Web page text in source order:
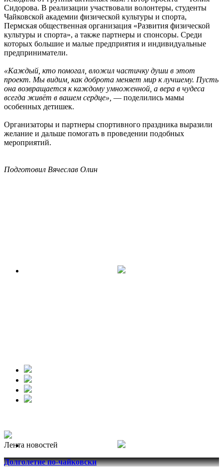
Сидорова. В реализации участвовали волонтеры, студенты
Чайковской академии физической культуры и спорта,
Пермская общественная организация «Развития физической
культуры и спорта», а также партнеры и спонсоры. Среди
которых большие и малые предприятия и индивидуальные
предприниматели.
«Каждый, кто помогал, вложил частичку души в этот
проект. Мы видим, как доброта меняет мир к лучшему. Пусть
она возвращается к каждому умноженной, а вера в чудеса
всегда живёт в вашем сердце», — поделились мамы
особенных детишек.
Организаторы и партнеры спортивного праздника выразили
желание и дальше помогать в проведении подобных
мероприятий.
Подготовил Вячеслав Олин
Лента новостей
Долголетие по-чайковски